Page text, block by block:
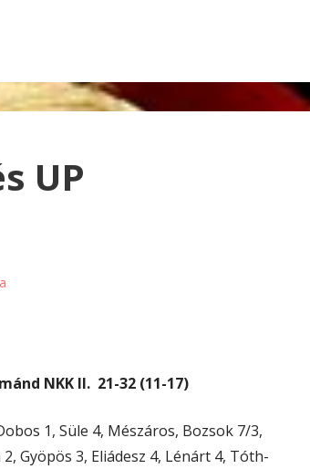
UP
NKK II. 21-32 (11-17)
1, Süle 4, Mészáros, Bozsok 7/3,
Gyöpös 3, Eliádesz 4, Lénárt 4, Tóth-